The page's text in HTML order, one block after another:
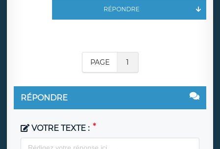
RÉPONDRE
PAGE 1
RÉPONDRE
VOTRE TEXTE :